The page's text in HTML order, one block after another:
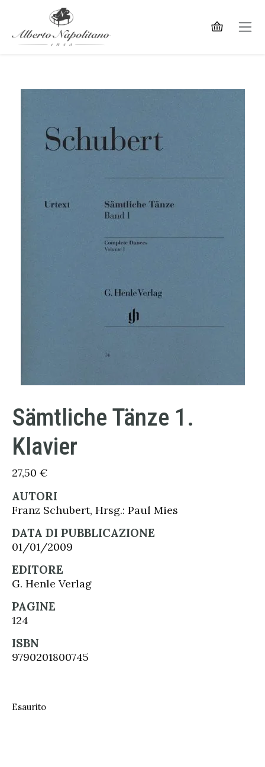
Sämtliche Tänze 1.
Klavier
27,50 €
AUTORI
Franz Schubert, Hrsg.: Paul Mies
DATA DI PUBBLICAZIONE
01/01/2009
EDITORE
G. Henle Verlag
PAGINE
124
ISBN
9790201800745
Esaurito